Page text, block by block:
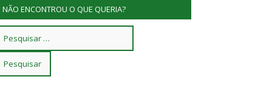
NÃO ENCONTROU O QUE QUERIA?